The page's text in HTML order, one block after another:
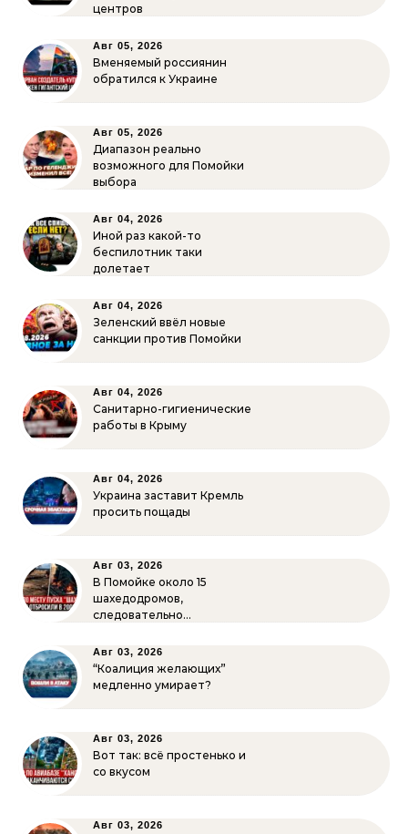
центров
Авг 05, 2026
Вменяемый россиянин
обратился к Украине
Авг 05, 2026
Диапазон реально
возможного для Помойки
выбора
Авг 04, 2026
Иной раз какой-то
беспилотник таки
долетает
Авг 04, 2026
Зеленский ввёл новые
санкции против Помойки
Авг 04, 2026
Санитарно-гигиенические
работы в Крыму
Авг 04, 2026
Украина заставит Кремль
просить пощады
Авг 03, 2026
В Помойке около 15
шахедодромов,
следовательно…
Авг 03, 2026
“Коалиция желающих”
медленно умирает?
Авг 03, 2026
Вот так: всё простенько и
со вкусом
Авг 03, 2026